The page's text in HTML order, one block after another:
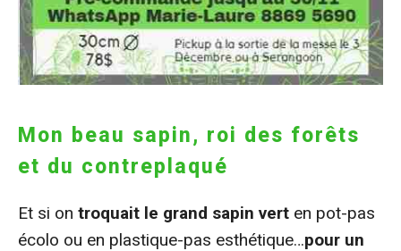
Mon beau sapin, roi des forêts
et du contreplaqué
Et si on troquait le grand sapin vert en pot-pas
écolo ou en plastique-pas esthétique…pour un